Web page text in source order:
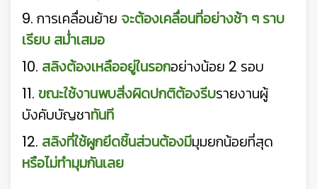
9. การเคลื่อนย้าย จะต้องเคลื่อนที่อย่างช้า ๆ ราบ
เรียบ สม่ำเสมอ
10. สลิงต้องเหลืออยู่ในรอกอย่างน้อย 2 รอบ
11. ขณะใช้งานพบสิ่งผิดปกติต้องรีบรายงานผู้
บังคับบัญชาทันที
12. สลิงที่ใช้ผูกยึดชิ้นส่วนต้องมีมุมยกน้อยที่สุด
หรือไม่ทำมุมกันเลย